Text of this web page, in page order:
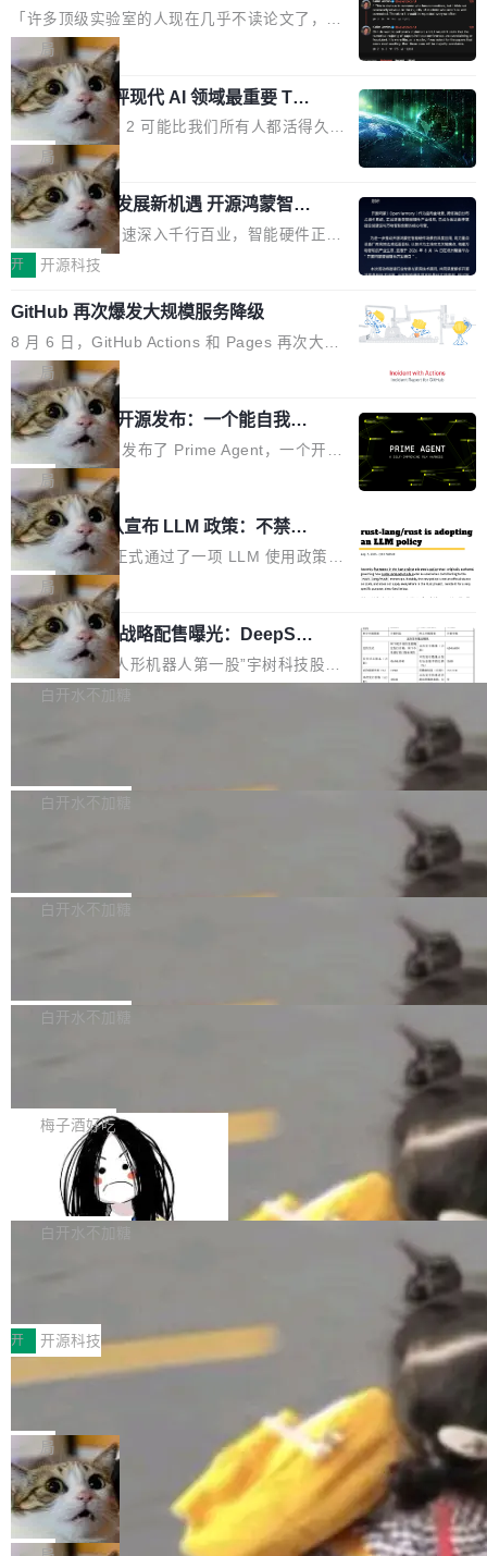
个表单字段，每个字段还有联动逻辑；比如我
想...
的严苛使用需求。 澎湃功率，紧凑机身 钛金雕1
600PG5 AI TOP具备强悍输出功率，同时实现
机身尺寸大幅精简。整机长度仅16厘米，属于同
功率段机身尺寸十分紧凑的1600W电源产品。小
巧机身有效提升市面主流标准A...
元。数字广告与公共关系相关服务市场更是从20
25年的8463亿美元扩张至2026年的8763亿美
元。数字的背后是一个清晰的事实——品牌对专
业化营销服务的需求从未如此迫切。 但市场扩容
的同时,服务商的竞争逻辑正在改变。2026年Top
Agency年度合辑的观察指出,“产品”这个离消费
者最近的载体,在整个品牌营销层面的权重显著变
高了。全域营销服务商的竞争正在从规模转向深
度,案例厚度、全域覆盖、多线协同...
了
「许多顶级实验室的人现在几乎不读论文了，而
且他们认为 ICLR/ICML/NeurIPS 充斥着大量过
度宣传和欺诈。」 OpenAI 研究员 Keller Jorda
n 这条推文引发了广泛讨论。他不是在说风凉
话，他是说出了一个圈内人尽皆知但很少公开捅
破的事实。 Jordan 随后补充了一句软化声明：
「我不认为这些会议上大部分论文都在过度宣传
或造假。问题是，作为读者，如果你筛选出那些
看起来最令人兴奋的论文，那它们大部分都是过
度宣传的。」 这才是真正的痛点。不是所有论文
都有问题，是最吸引眼球的那批论文最有问题。
他引用的帖子来自 Mathew Shen，一位 ICLR 2
026 的读者：「看了篇 ...
局
xAI 前工程师评现代 AI 领域最重要 Top
3 开源项目
Flash Attention 2 可能比我们所有人都活得久。
这句话不是来自某个技术博客，而是出自 Hieu
Pham 的一条推文。Hieu Pham 是谁？他是 xAI
的早期工程师之一，在 Grok 训练基础设施团队
工作过。近日他在 X 上发了一条帖子，列出了他
认为现代 AI 领域最重要的三个开源项目。 第一
理由很具体。FA 系列不需要解释，但 FA2 是他
认为最重要的一个——复杂度恰到好处，刚好能
驱动你去学 CuTe，但还没被那些"邪恶的" Hopp
er++ 优化所淹没，足够容易修改和适配。 更关
键的是 FA2 的持久性...
局
共商智能硬件发展新机遇 开源鸿蒙智能
硬件开发者日杭州站即将举行
随着万物智联加速深入千行百业，智能硬件正从
单点设备迈向智能化、网联化、协同化发展。作
鸿蒙通过统一技术底座和分布式能力，为不同类
型智能设备的开发、连接与互联提供关键支撑，
也为产业链企业探索产品创新与商业增长打开新
的空间。 8月14日，开源鸿蒙智能硬件开发者日
（OHDD：OpenHarmony Hardware Develope
r Day）将在杭州启航。活动面向智能硬件产业
链企业和开发者，邀请行业专家与资深技术顾
问，围绕开源鸿蒙技术能力、设备适配、芯片适
配、功耗与稳定性调优、兼容性测评及统一互联
等内容展开系统讲解和实战交流，帮助企业进一
步了解开源鸿蒙在智能...
开 开源科技
GitHub 再次爆发大规模服务降级
8 月 6 日，GitHub Actions 和 Pages 再次大规
模服务降级，Actions 完全不可用超过 5 小时，
webhook 停发，连自托管 runner 也因调度层故
障无法工作。Pages、Copilot code review、C
opilot coding agent 全部受影响。从检测到完全
恢复，大约 12 小时。 这是 2026 年 8 月的第六
起事故，其中四起与 AI/Copilot 服务相关。 Git
Hub 员工 kdaigle 在 HN 讨论中贴出了一组数
据：2025 年全年 10 亿次 commit。现在，每周
2.75 亿次，全年预计 140 亿次。GitHub...
局
Prime Agent 开源发布：一个能自我改
进的编程 Agent，ARC-AGI 3 超越人类
专家基线
Prime Intellect 发布了 Prime Agent，一个开源
的编程 Agent Harness，核心设计围绕两个抽
象：Recursive Language Model（RLM）和 C
ontinual Harness。在 ARC-AGI 3 基准测试
上，Prime Agent + Opus 5 的组合达到了 95.
5% RHAE Best@1，超过了 ARC 报告的人类专
家基线 95.4%。 不是又一个 coding agent 包装
器 Prime Agent 的架构和市面上大多数 coding
agent 有本质区别。大多数 agent harness 的设
计是基于早期模型的能力—...
局
Rust 项目团队宣布 LLM 政策：不禁
止，但你要承认哪些代码不是你写的
Rust 语言项目正式通过了一项 LLM 使用政策，
覆盖 rust-lang/rust 单一仓库的代码贡献。这不
是项目级别的官方立场，目前由五个团队采纳，
但它可能是主流开源项目中关于 AI 辅助贡献最
细致的一份规则。 政策的核心只有一句话：LLM
可以用来分析、提炼、审阅、建议，但不能用来
不得生成涉及安全性的关键变更，除非作者本身
局
宇树科技 IPO 战略配售曝光：DeepSe
ek 获配 93.3 万股，锁定 36 个月
8月6日晚间，“人形机器人第一股”宇树科技股份
有限公司披露IPO发行价格及战略配售结果，杭
36个月。 公告显示，本次宇树科技战略配售对
员工参与设立的专项资产管理计划。其中，Dee
获配9...
白开水不加糖
Bug fixes and enhancements 修复多次传递同
一个回归问题，该问题导致拉取镜像时会拒绝包
题，该问题可能导致在旧版 Linux 内核...
白开水不加糖
e 孵化器项目管理委员会（IPMC）投票中获得
P）！这一里程碑不仅标志着 Fluss 迈入新的发
白开水不加糖
长期停止内容更新，未能实现其作为“AI版维基百
提交的编辑请求也长期处于待处理状态。 Groki
pedia 于去年底上线，定位为由人工智能生成内
容的百科平台，被马斯克视为传统众包百科网站
维基百科的替代方案。Lawfare 调查发现，无论
热门页面还是低关注度页面，均未出现近期更
白开水不加糖
是这样的：配 MessageSource 的 Bean、写 R
eloadableResourceBundleMessageSource、
声明 LocaleResolver、注册 LocaleChangeInt
erceptor…五六步之后才能看到第一行翻译文
本。 Solon 换了个方式。整个 i18n 模块围绕三
梅子酒好吃
Apache Doris 4.1 全面增强 Iceberg：
支持 UPDATE、MERGE INTO 与 Iceb
erg V3
Apache Doris 4.1 要补齐的，正是缺失的那一
半。在已有查询能力的基础上，Doris 进一步支
常维护操作，并完整支持 Iceberg V3 格式。
白开水不加糖
村国家自主创新示范区会议中心开幕。本届大会
由中关村智联软件服务业质量创新联盟主办，以
“智构可信·质创未来——AI原生时代的质量新范
式”为主题，直面AI从实验室走向规模化产业落地
的核心质量命题。会上，《2026智能研发生产力
工具选型手册》发布，Testin云测的Testin XAge
nt智能测试系统入选AI测试领域代表产品。对CI
O而言，这提示了一个转变：AI测试正在从效率
工具升级为企业的质量基础设施。 CIO面对的新
开 开源科技
让非法状态不可表示：一篇关于 ADT
有一种东西，一旦用过就回不去了。Alex Fedos
eev 管它叫"软件设计的基石"。 他说的东西不新
鲜——代数数据类型（ADT），尤其是和类型
（sum type）。但他说清楚了一件事：这不是类
型系统的学术体操，是日常编码的思维方式。 文
章从一个简单的例子切入。一个网站的深色主题
局
Cloudflare 开源内部企业 AI 平台 Clou
dflare OS
Cloudflare 发布了一个开源项目 Cloudflare O
S。如果你只看官方博客，你会觉得这是又一